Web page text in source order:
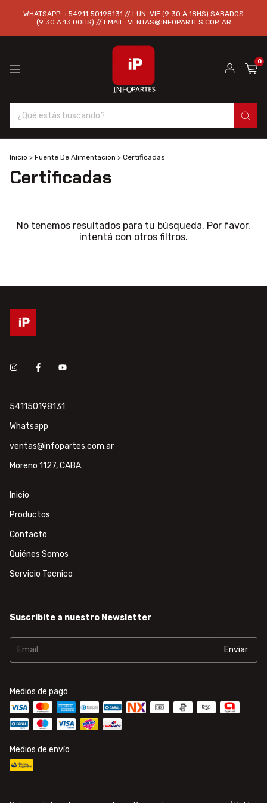
WHATSAPP: +54911 50198131 // LUN-VIE (9:30 A 18HS) SABADOS
(9:30 A 13:00HS) // EMAIL: VENTAS@INFOPARTES.COM.AR
0
Inicio > Fuente De Alimentacion > Certificadas
Certificadas
No tenemos resultados para tu búsqueda. Por favor,
intentá con otros filtros.
541150198131
Whatsapp
ventas@infopartes.com.ar
Moreno 1127, CABA.
Inicio
Productos
Contacto
Quiénes Somos
Servicio Tecnico
Suscribite a nuestro Newsletter
Medios de pago
Medios de envío